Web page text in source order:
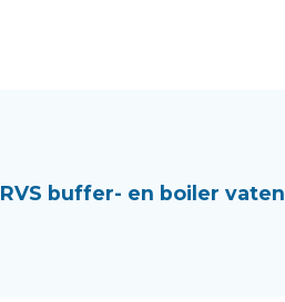
RVS buffer- en boiler vaten